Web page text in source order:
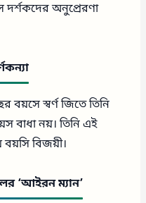
দর্শকদের অনুপ্রেরণা
বয়সে স্বর্ণ জিতে তিনি
বাধা নয়। তিনি এই
বয়সি বিজয়ী।
‘আইরন ম্যান’